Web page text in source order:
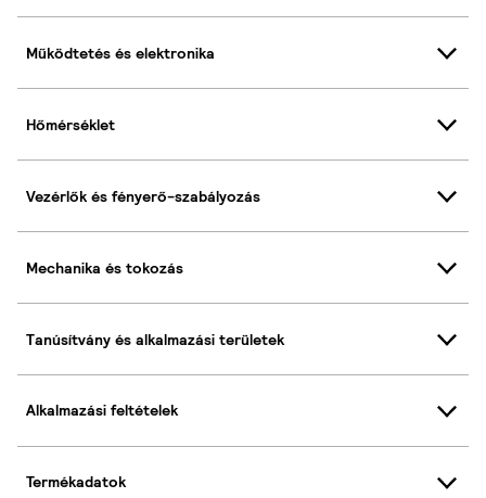
Működtetés és elektronika
Hőmérséklet
Vezérlők és fényerő-szabályozás
Mechanika és tokozás
Tanúsítvány és alkalmazási területek
Alkalmazási feltételek
Termékadatok